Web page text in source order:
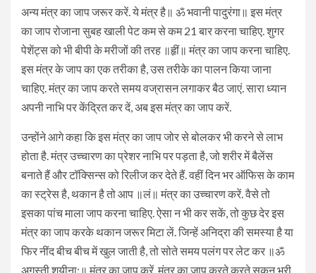
अन्य मंत्र का जाप जरूर करें. ये मंत्र है॥ ॐ भवानी पादुरंगा॥ इस मंत्र
का जाप रोजाना सुबह खाली पेट कम से कम 21 बार करना चाहिए. शुगर
पेशेंट्स को भी बीपी के मरीजों की तरह ॥हृीं॥ मंत्र का जाप करना चाहिए.
इस मंत्र के जाप का एक तरीका है, उस तरीके का पालन किया जाना
चाहिए. मंत्र का जाप करते समय वज्रासन लगाकर बैठ जाएं. सारा ध्यान
अपनी नाभि पर केंद्रित कर दें, अब इस मंत्र का जाप करें.
उन्होंने आगे कहा कि इस मंत्र का जाप जोर से बोलकर भी करने से लाभ
होता है. मंत्र उच्चारण का प्रेशर नाभि पर पड़ता है, जो शरीर में बैलेंस
बनाते हैं और टॉक्सिन्स को रिलीज कर देते हैं. वहीं दिन भर ऑफिस के काम
का स्ट्रेस है, थकान है तो आप ॥लं॥ मंत्र का उच्चारण करें. वैसे तो
इसका पांच माला जाप करना चाहिए. ऐसा न भी कर सकें, तो कुछ देर इस
मंत्र का जाप करके थकान जरूर मिटा लें. जिन्हें अनिद्रा की समस्या है या
फिर नींद बीच बीच में खुल जाती है, तो सोते समय पलंग पर लेट कर ॥ॐ
अगस्ती शयीना:॥ मंत्र का जाप करें. मंत्र का जाप करते करते सुकून भरी